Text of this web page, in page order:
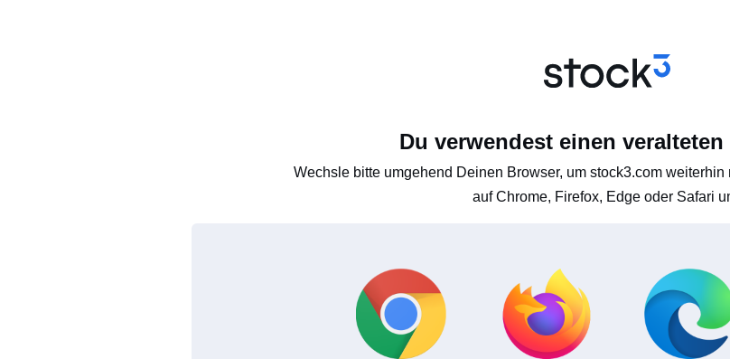
Du verwendest einen
Wechsle bitte umgehend Deinen Browser, um stock3.com
auf Chrome, Firefox, Edge oder Safari